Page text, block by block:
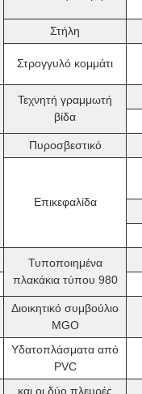
Στήλη
Στρογγυλό κομμάτι
Τεχνητή γραμμωτή
βίδα
Πυροσβεστικό
Επικεφαλίδα
Τυποποιημένα
πλακάκια τύπου 980
Διοικητικό συμβούλιο
MGO
Υδατοπλάσματα από
PVC
και οι δύο πλευρές